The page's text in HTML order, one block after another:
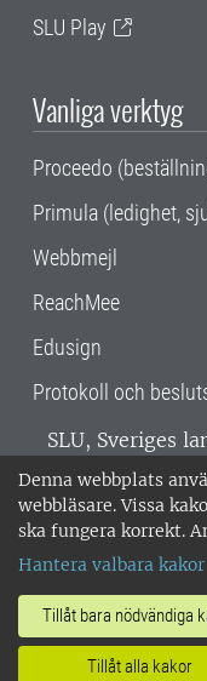
Denna webbplats
webbläsare. Vissa
ska fungera korrekt.
Hantera valbara kakor
Tillåt bara nödvändiga
Tillåt alla kakor
SLU Play
Vanliga verktyg
Proceedo
Primula (ledighet,
Webbmejl
ReachMee
Edusign
Protokoll och
SLU, Sveriges
verksamhet
Alnarp,
miljöcertifierat
018-67 10 00 •
Om SLU:s
•Hantera kakor
personuppgifter